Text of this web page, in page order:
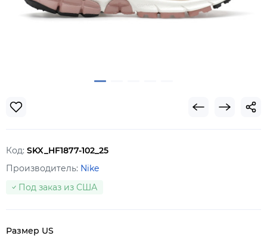
Код: SKX_HF1877-102_25
Производитель: Nike
Под заказ из США
Размер US